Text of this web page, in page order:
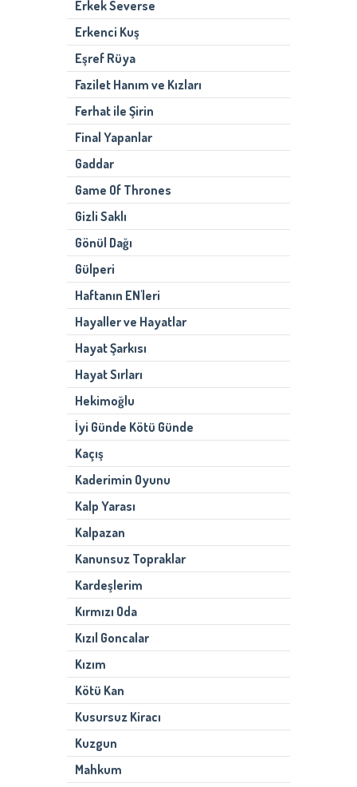
Erkek Severse
Erkenci Kuş
Eşref Rüya
Fazilet Hanım ve Kızları
Ferhat ile Şirin
Final Yapanlar
Gaddar
Game Of Thrones
Gizli Saklı
Gönül Dağı
Gülperi
Haftanın EN'leri
Hayaller ve Hayatlar
Hayat Şarkısı
Hayat Sırları
Hekimoğlu
İyi Günde Kötü Günde
Kaçış
Kaderimin Oyunu
Kalp Yarası
Kalpazan
Kanunsuz Topraklar
Kardeşlerim
Kırmızı Oda
Kızıl Goncalar
Kızım
Kötü Kan
Kusursuz Kiracı
Kuzgun
Mahkum